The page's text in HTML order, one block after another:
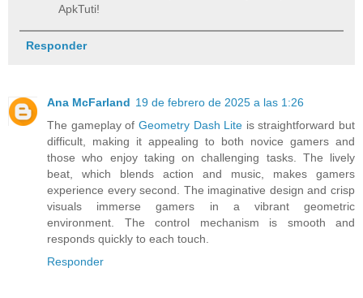
ApkTuti!
Responder
Ana McFarland 19 de febrero de 2025 a las 1:26
The gameplay of Geometry Dash Lite is straightforward but
difficult, making it appealing to both novice gamers and
those who enjoy taking on challenging tasks. The lively
beat, which blends action and music, makes gamers
experience every second. The imaginative design and crisp
visuals immerse gamers in a vibrant geometric
environment. The control mechanism is smooth and
responds quickly to each touch.
Responder